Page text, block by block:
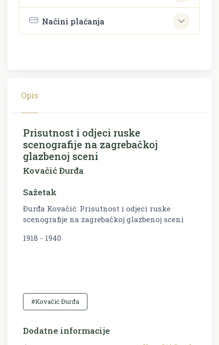
Načini plaćanja
Opis
Prisutnost i odjeci ruske
scenografije na zagrebačkoj
glazbenoj sceni
Kovačić Đurđa
Sažetak
Đurđa Kovačić: Prisutnost i odjeci ruske
scenografije na zagrebačkoj glazbenoj sceni
1918 - 1940
#Kovačić Đurđa
Dodatne informacije